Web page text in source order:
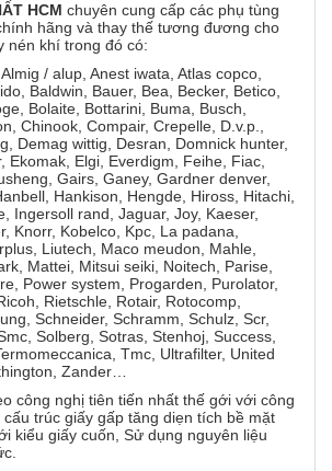
HCM chuyên cung cấp các phụ tùng
hãng và thay thế tương đương cho
nén khí trong đó có:
/ alup, Anest iwata, Atlas copco,
Baldwin, Bauer, Bea, Becker, Betico,
Bolaite, Bottarini, Buma, Busch,
Chinook, Compair, Crepelle, D.v.p.,
Demag wittig, Desran, Domnick hunter,
Ekomak, Elgi, Everdigm, Feihe, Fiac,
Gairs, Ganey, Gardner denver,
Hankison, Hengde, Hiross, Hitachi,
Ingersoll rand, Jaguar, Joy, Kaeser,
Knorr, Kobelco, Kpc, La padana,
Liutech, Maco meudon, Mahle,
Mattei, Mitsui seiki, Noitech, Parise,
Power system, Progarden, Purolator,
Rietschle, Rotair, Rotocomp,
Schneider, Schramm, Schulz, Scr,
Solberg, Sotras, Stenhoj, Success,
Tmc, Ultrafilter, United
Zander…
công nghị tiên tiến nhất thế gới với công
trúc giấy gấp tăng diẹn tích bề mặt
kiểu giấy cuốn, Sử dụng nguyên liệu